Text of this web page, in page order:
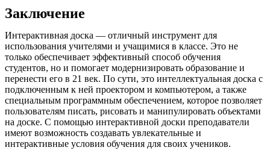
Заключение
Интерактивная доска — отличный инструмент для
использования учителями и учащимися в классе. Это не
только обеспечивает эффективный способ обучения
студентов, но и помогает модернизировать образование и
перенести его в 21 век. По сути, это интеллектуальная доска с
подключенным к ней проектором и компьютером, а также
специальным программным обеспечением, которое позволяет
пользователям писать, рисовать и манипулировать объектами
на доске. С помощью интерактивной доски преподаватели
имеют возможность создавать увлекательные и
интерактивные условия обучения для своих учеников.